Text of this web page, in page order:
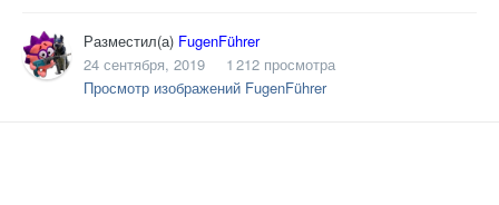
Разместил(а) FugenFührer
24 сентября, 2019
1 212 просмотра
Просмотр изображений FugenFührer